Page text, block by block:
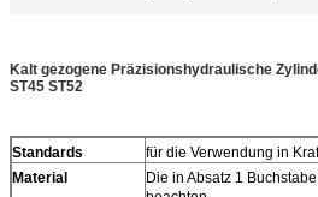
Kalt gezogene Präzisionshydraulische
ST45 ST52
Standards
für die Verwendung in
Material
Die in Absatz 1